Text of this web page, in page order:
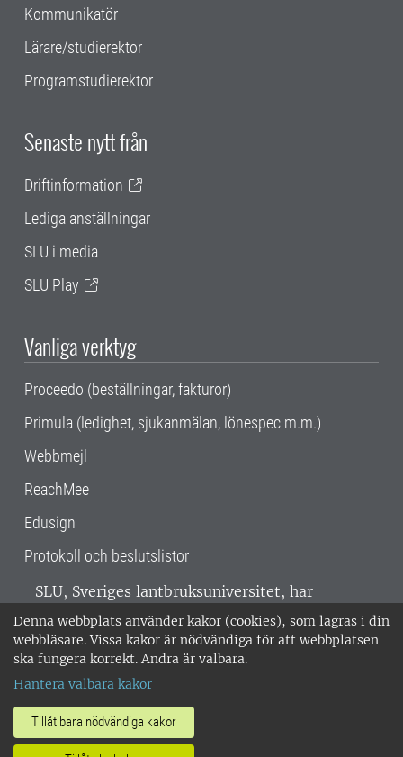
Denna webbplats använder kakor (cookies), som lagras i din
webbläsare. Vissa kakor är nödvändiga för att webbplatsen
ska fungera korrekt. Andra är valbara.
Hantera valbara kakor
Tillåt bara nödvändiga kakor
Kommunikatör
Lärare/studierektor
Programstudierektor
Senaste nytt från
Driftinformation
Lediga anställningar
SLU i media
SLU Play
Vanliga verktyg
Proceedo (beställningar, fakturor)
Primula (ledighet, sjukanmälan, lönespec m.m.)
Webbmejl
ReachMee
Edusign
Protokoll och beslutslistor
SLU, Sveriges lantbruksuniversitet, har
verksamhet över hela Sverige. Huvudorter är
Alnarp, Uppsala och Umeå.SLU är
miljöcertifierat enligt ISO 14001. •
018-67 10 00 • Org nr: 202100-2817 •
Om SLU:s webbplatser
•Hantera kakor•Behandling av